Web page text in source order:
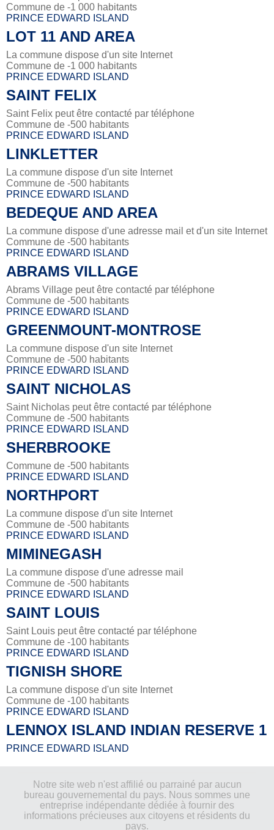
Commune de -1 000 habitants
PRINCE EDWARD ISLAND
LOT 11 AND AREA
La commune dispose d'un site Internet
Commune de -1 000 habitants
PRINCE EDWARD ISLAND
SAINT FELIX
Saint Felix peut être contacté par téléphone
Commune de -500 habitants
PRINCE EDWARD ISLAND
LINKLETTER
La commune dispose d'un site Internet
Commune de -500 habitants
PRINCE EDWARD ISLAND
BEDEQUE AND AREA
La commune dispose d'une adresse mail et d'un site Internet
Commune de -500 habitants
PRINCE EDWARD ISLAND
ABRAMS VILLAGE
Abrams Village peut être contacté par téléphone
Commune de -500 habitants
PRINCE EDWARD ISLAND
GREENMOUNT-MONTROSE
La commune dispose d'un site Internet
Commune de -500 habitants
PRINCE EDWARD ISLAND
SAINT NICHOLAS
Saint Nicholas peut être contacté par téléphone
Commune de -500 habitants
PRINCE EDWARD ISLAND
SHERBROOKE
Commune de -500 habitants
PRINCE EDWARD ISLAND
NORTHPORT
La commune dispose d'un site Internet
Commune de -500 habitants
PRINCE EDWARD ISLAND
MIMINEGASH
La commune dispose d'une adresse mail
Commune de -500 habitants
PRINCE EDWARD ISLAND
SAINT LOUIS
Saint Louis peut être contacté par téléphone
Commune de -100 habitants
PRINCE EDWARD ISLAND
TIGNISH SHORE
La commune dispose d'un site Internet
Commune de -100 habitants
PRINCE EDWARD ISLAND
LENNOX ISLAND INDIAN RESERVE 1
PRINCE EDWARD ISLAND
Notre site web n'est affilié ou parrainé par aucun
bureau gouvernemental du pays. Nous sommes une
entreprise indépendante dédiée à fournir des
informations précieuses aux citoyens et résidents du
pays.